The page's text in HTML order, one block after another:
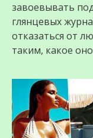
завоевывать
глянцевых
отказаться от
таким, какое